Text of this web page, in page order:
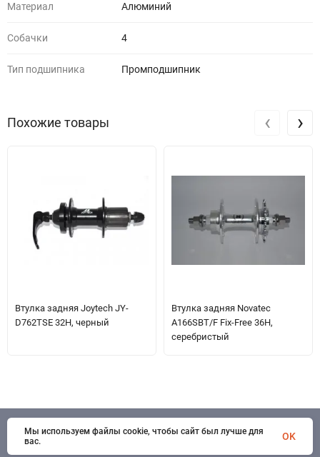
Материал Алюминий
Собачки 4
Тип подшипника Промподшипник
Похожие товары
Втулка задняя Joytech JY-
D762TSE 32H, черный
Втулка задняя Novatec
A166SBT/F Fix-Free 36H,
серебристый
‹ ›
© 1998 - 2026 SportSystems. Все права защищены
Мы используем файлы cookie, чтобы сайт был лучше для
вас.
OK